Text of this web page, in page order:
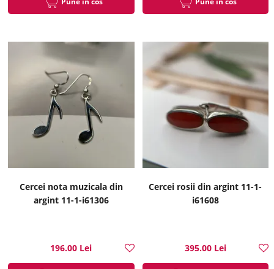
Cercei nota muzicala din
argint 11-1-i61306
196.00 Lei
Cercei rosii din argint 11-1-
i61608
395.00 Lei